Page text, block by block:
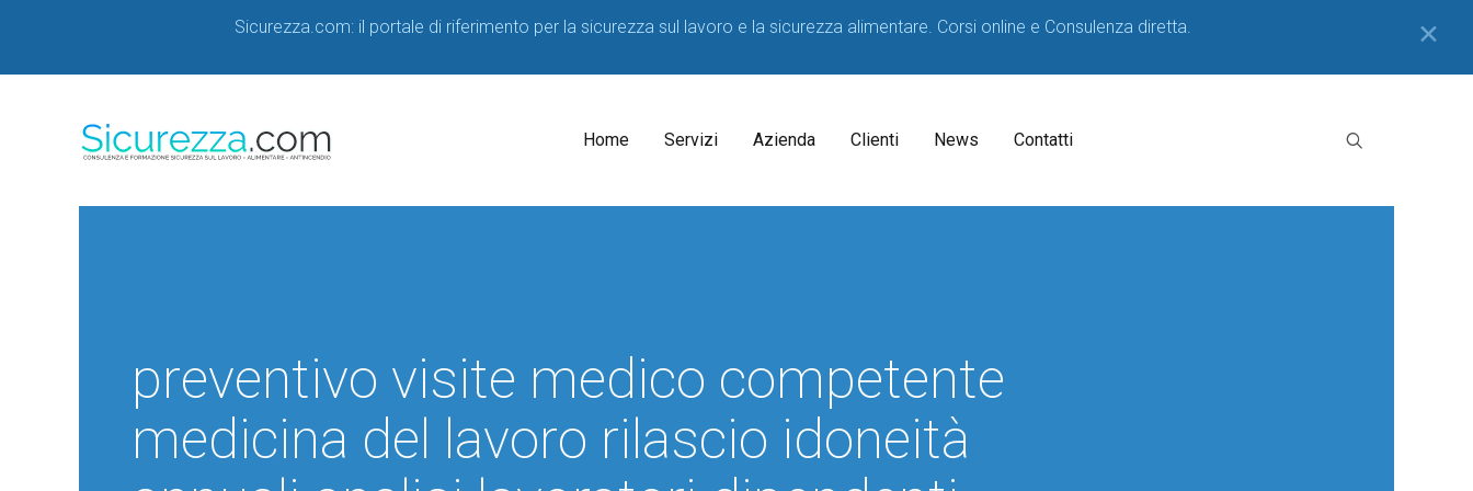
Sicurezza.com: il portale di riferimento per la sicurezza sul lavoro e la sicurezza alimentare. Corsi online e Consulenza diretta. ✕
Home Servizi
D.lgs
81/08
perHACCP
Azienda
Formatori
sicurezza
Clienti News Contatti
preventivo visite medico competente
medicina del lavoro rilascio idoneità